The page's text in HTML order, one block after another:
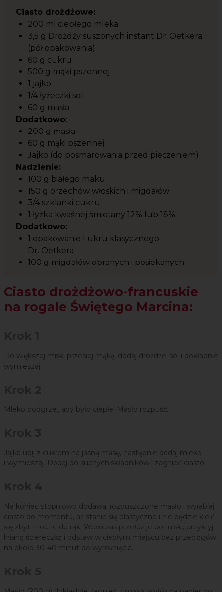
Ciasto drożdżowe:
200 ml ciepłego mleka
3,5 g Drożdży suszonych instant Dr. Oetkera
(pół opakowania)
60 g cukru
500 g mąki pszennej
1 jajko
1/4 łyżeczki soli
60 g masła
Dodatkowo:
200 g masła
60 g mąki pszennej
Jajko (do posmarowania przed pieczeniem)
Nadzienie:
100 g białego maku
150 g orzechów włoskich i migdałów
3/4 szklanki cukru
1 łyżka kwaśnej śmietany 12% lub 18%
Dodatkowo:
1 opakowanie Lukru klasycznego
Dr. Oetkera
100 g migdałów obranych i posiekanych
Ciasto drożdżowo-francuskie
na rogale Świętego Marcina:
Do większej miski przesiej mąkę, dodaj drożdże, sól i dokładnie
wymieszaj.
Mleko podgrzej, aby było ciepłe. Masło rozpuść.
Jajka ubij z cukrem na jasną masę, następnie dodaj mleko
i wymieszaj. Dodaj do suchych składników i zagnieć ciasto.
Na koniec stopniowo dodawaj rozpuszczone masło i wyrabiaj
ciasto do momentu, aż stanie się elastyczne i nie będzie kleić
się zbyt mocno do rąk. Wówczas przełóż je do miski, przykryj
lnianą ściereczką i odstaw w ciepłym miejscu bez przeciągów
na około 30-40 minut do wyrośnięcia.